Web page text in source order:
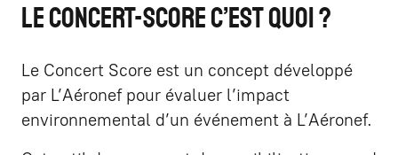
Le Concert-Score c’est quoi ?
Le Concert Score est un concept développé
par L’Aéronef pour évaluer l’impact
environnemental d’un événement à L’Aéronef.